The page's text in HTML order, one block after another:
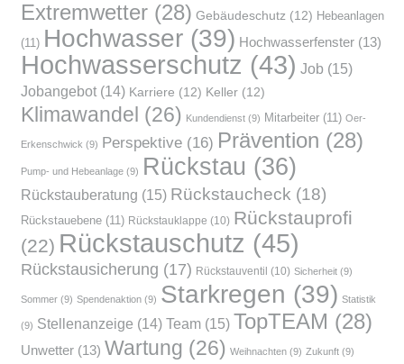
Extremwetter(28) Gebäudeschutz(12) Hebeanlagen
(11) Hochwasser(39) Hochwasserfenster(13)
Hochwasserschutz (43) Job(15)
Jobangebot(14) Karriere (12) Keller(12)
Klimawandel (26) Kundendienst(9) Mitarbeiter(11) Oer-
Erkenschwick (9) Perspektive(16) Prävention (28)
Pump- und Hebeanlage(9) Rückstau (36)
Rückstauberatung (15) Rückstaucheck (18)
Rückstauebene(11) Rückstauklappe (10) Rückstauprofi
(22) Rückstauschutz (45)
Rückstausicherung (17) Rückstauventil (10) Sicherheit(9)
Sommer(9) Spendenaktion(9) Starkregen (39) Statistik
(9) Stellenanzeige (14) Team(15) TopTEAM (28)
Unwetter(13) Wartung (26) Weihnachten(9) Zukunft(9)